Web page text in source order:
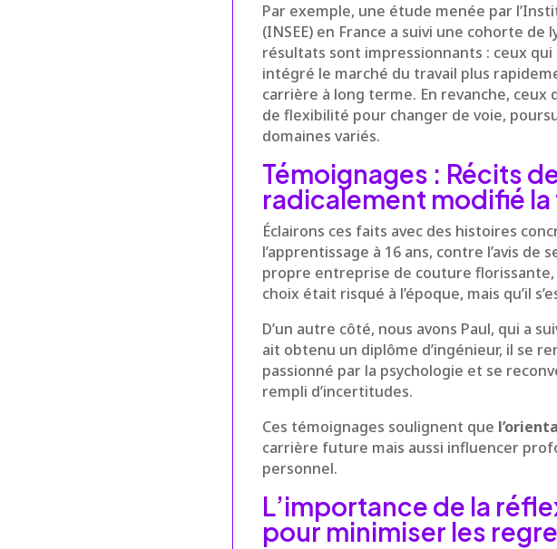
Par exemple, une étude menée par
(INSEE) en France a suivi une cohorte de
résultats sont impressionnants : ceux
intégré le marché du travail plus
carrière à long terme. En revanche, ceux
de flexibilité pour changer de voie,
domaines variés.
Témoignages : Récits
radicalement modifié
Éclairons ces faits avec des histoires
l’apprentissage à 16 ans, contre l’avis
propre entreprise de couture
choix était risqué à l’époque, mais qu’il
D’un autre côté, nous avons Paul, qui a
ait obtenu un diplôme d’ingénieur, il se
passionné par la psychologie et se
rempli d’incertitudes.
Ces témoignages soulignent que
carrière future mais aussi influencer
personnel.
L’importance de la
pour minimiser les